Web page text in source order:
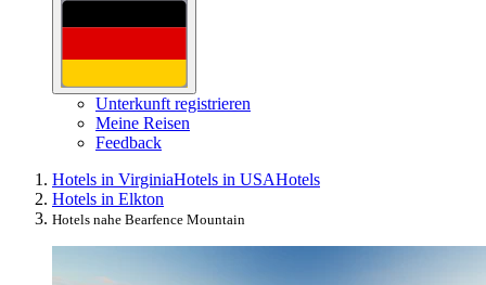
Unterkunft registrieren
Meine Reisen
Feedback
Hotels in VirginiaHotels in USAHotels
Hotels in Elkton
Hotels nahe Bearfence Mountain